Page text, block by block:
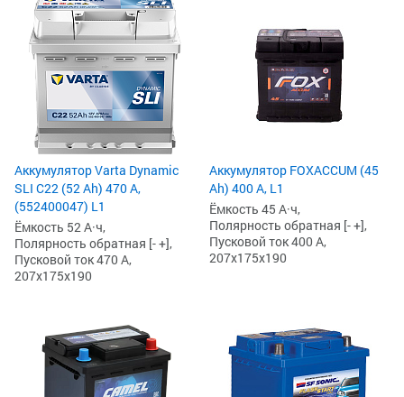
Аккумулятор Varta Dynamic
SLI C22 (52 Ah) 470 А,
(552400047) L1
Ёмкость 52 А·ч,
Полярность обратная [- +],
Пусковой ток 470 А,
207x175x190
Аккумулятор FOXACCUM (45
Ah) 400 А, L1
Ёмкость 45 А·ч,
Полярность обратная [- +],
Пусковой ток 400 А,
207x175x190